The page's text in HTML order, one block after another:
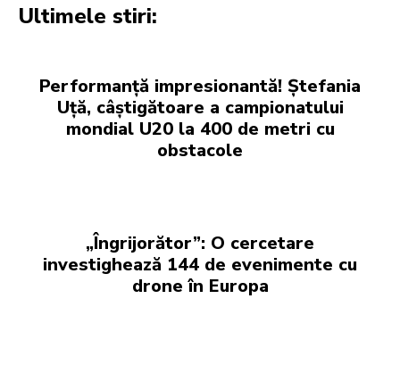
Ultimele stiri:
Performanță impresionantă! Ștefania
Uță, câștigătoare a campionatului
mondial U20 la 400 de metri cu
obstacole
„Îngrijorător”: O cercetare
investighează 144 de evenimente cu
drone în Europa